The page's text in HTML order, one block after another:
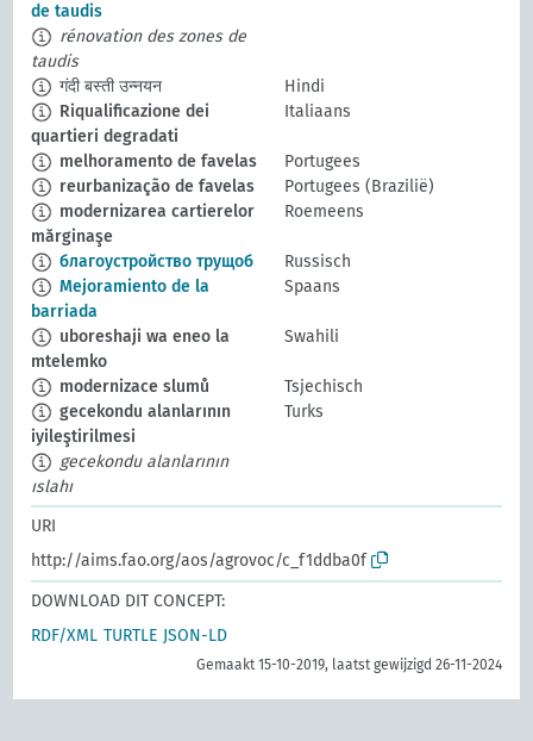
de taudis
rénovation des zones de
taudis
गंदी बस्ती उन्नयन
Hindi
Riqualificazione dei
quartieri degradati
Italiaans
melhoramento de favelas
Portugees
reurbanização de favelas
Portugees (Brazilië)
modernizarea cartierelor
mărginaşe
Roemeens
благоустройство трущоб
Russisch
Mejoramiento de la
barriada
Spaans
uboreshaji wa eneo la
mtelemko
Swahili
modernizace slumů
Tsjechisch
gecekondu alanlarının
iyileştirilmesi
Turks
gecekondu alanlarının
ıslahı
URI
http://aims.fao.org/aos/agrovoc/c_f1ddba0f
DOWNLOAD DIT CONCEPT:
RDF/XML TURTLE JSON-LD
Gemaakt 15-10-2019, laatst gewijzigd 26-11-2024